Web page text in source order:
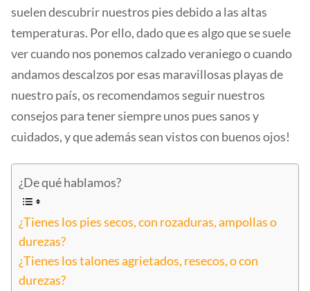
suelen descubrir nuestros pies debido a las altas
temperaturas. Por ello, dado que es algo que se suele
ver cuando nos ponemos calzado veraniego o cuando
andamos descalzos por esas maravillosas playas de
nuestro país, os recomendamos seguir nuestros
consejos para tener siempre unos pues sanos y
cuidados, y que además sean vistos con buenos ojos!
¿De qué hablamos?
¿Tienes los pies secos, con rozaduras, ampollas o
durezas?
¿Tienes los talones agrietados, resecos, o con
durezas?